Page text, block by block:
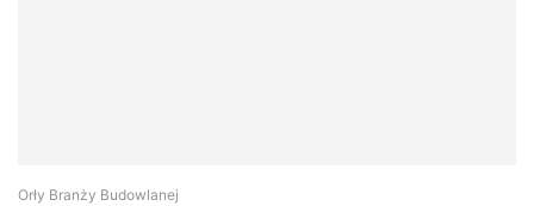
Orły Branży Budowlanej